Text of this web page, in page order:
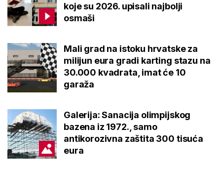
koje su 2026. upisali najbolji
osmaši
Mali grad na istoku hrvatske za
milijun eura gradi karting stazu na
30.000 kvadrata, imat će 10
garaža
Galerija: Sanacija olimpijskog
bazena iz 1972., samo
antikorozivna zaštita 300 tisuća
eura